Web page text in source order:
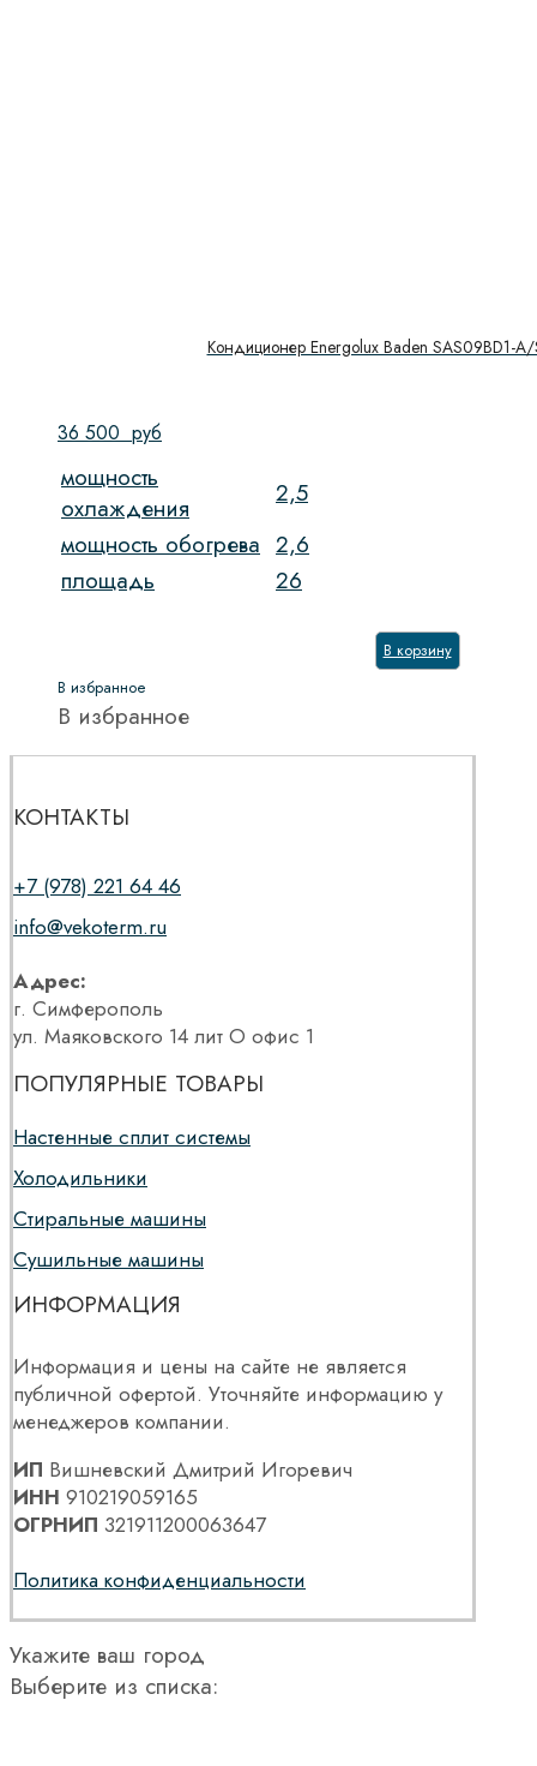
Кондиционер Energolux Baden SAS09BD1-
36 500 руб
мощность
охлаждения
2,5
мощность обогрева 2,6
площадь
26
В корзину
В избранное
В избранное
КОНТАКТЫ
+7 (978) 221 64 46
info@vekoterm.ru
Адрес:
г. Симферополь
ул. Маяковского 14 лит О офис 1
ПОПУЛЯРНЫЕ ТОВАРЫ
Настенные сплит системы
Холодильники
Стиральные машины
Сушильные машины
ИНФОРМАЦИЯ
Информация и цены на сайте не является
публичной офертой. Уточняйте информацию у
менеджеров компании.
ИП Вишневский Дмитрий Игоревич
ИНН 910219059165
ОГРНИП 321911200063647
Политика конфиденциальности
Укажите ваш город
Выберите из списка: